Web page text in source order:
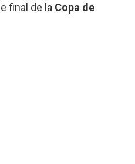
final de la Copa de